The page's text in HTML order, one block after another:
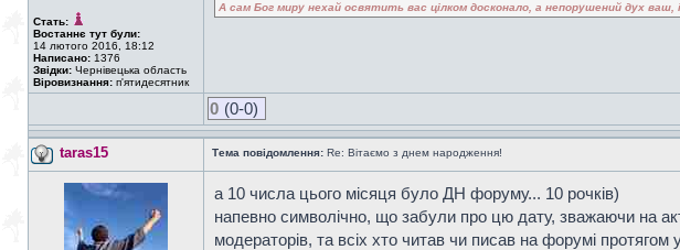
Стать:
Востаннє тут були:
14 лютого 2016, 18:12
Написано: 1376
Звідки: Чернівецька область
Віровизнання: п'ятидесятник
А сам Бог миру нехай освятить вас цілком досконало, а непорушений дух ваш,
0 (0-0)
taras15 Тема повідомлення: Re: Вітаємо з днем народження!
а 10 числа цього місяця було ДН форуму... 10 рочків)
напевно символічно, що забули про цю дату, зважаючи на
модераторів, та всіх хто читав чи писав на форумі протягом